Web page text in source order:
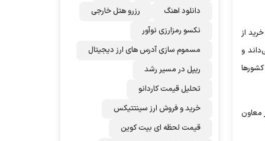
از
و
واکسن، هر هفته ۲ تا ۳ جلسه با حضور معاون
دانلود اهنگ
رزرو هتل خارجی
نکسو رمزارزی نوآور
مسموم سازی آدرس های ارز دیجیتال
ریپل در مسیر رشد
تحلیل قیمت کاردانو
خرید و فروش ارز سینتتیکس
قیمت لحظه ای بیت کوین